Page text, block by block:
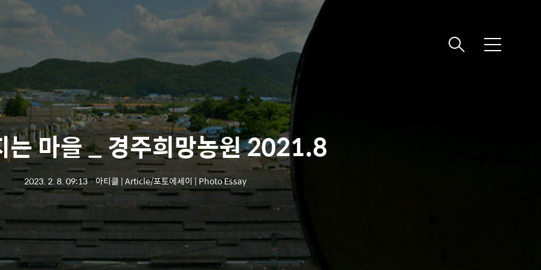
메
는 마을 _ 경주희망농원 2021.8
2023. 2. 8. 09:13ㆍ아티클 | Article/포토에세이 | Photo Essay